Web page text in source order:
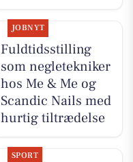
JOBNYT
Fuldtidsstilling
som negletekniker
hos Me & Me og
Scandic Nails med
hurtig tiltrædelse
SPORT